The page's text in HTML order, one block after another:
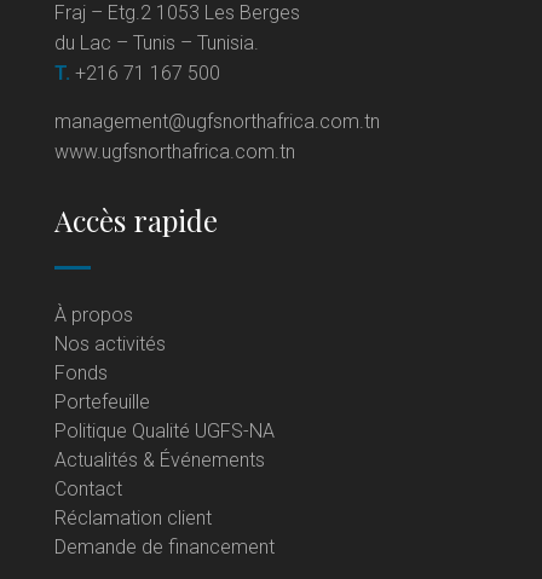
Fraj – Etg.2 1053 Les Berges
du Lac – Tunis – Tunisia.
T. +216 71 167 500
management@ugfsnorthafrica.com.tn
www.ugfsnorthafrica.com.tn
Accès rapide
À propos
Nos activités
Fonds
Portefeuille
Politique Qualité UGFS-NA
Actualités & Événements
Contact
Réclamation client
Demande de financement